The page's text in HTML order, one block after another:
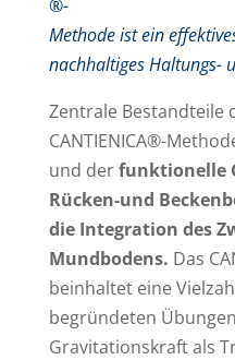
®-
Methode ist ein
nachhaltiges Haltungs-
Zentrale Bestandteile
CANTIENICA®-
und derfunktionelle
Rücken-und
die Integration des
Mundbodens. Das
beinhaltet eine
begründeten
Gravitationskraft als